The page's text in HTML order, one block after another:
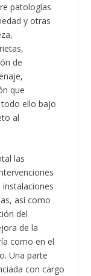
patologías
y otras
de
que
todo ello bajo
al
las
así como
del
de la
como en el
Una parte
con cargo